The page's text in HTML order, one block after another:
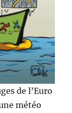
de l’Euro
météo